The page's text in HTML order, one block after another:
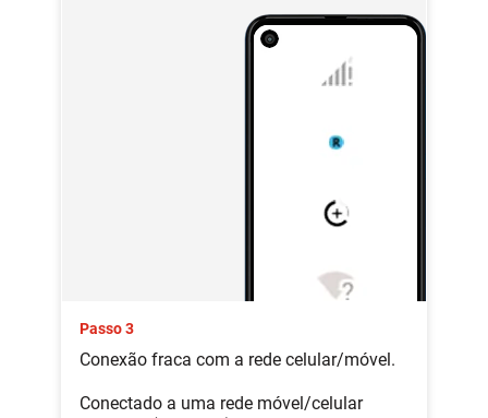
Passo 3
Conexão fraca com a rede celular/móvel.
Conectado a uma rede móvel/celular